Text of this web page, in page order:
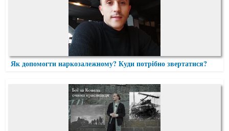
Як допомогти наркозалежному? Куди потрібно звертатися?